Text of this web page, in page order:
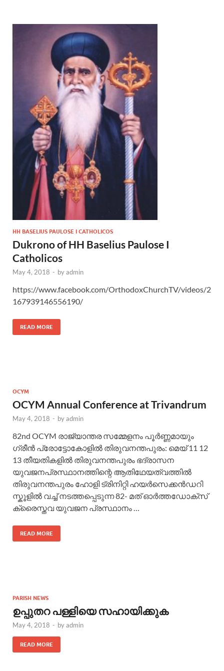
HH BASELIUS PAULOSE I CATHOLICOS
Dukrono of HH Baselius Paulose I
Catholicos
May 4, 2018 - byadmin
https://www.facebook.com/OrthodoxChurchTV/videos/2
167939146556190/
READ MORE
OCYM
OCYM Annual Conference at Trivandrum
May 4, 2018 - byadmin
82nd OCYM രാജ്യാന്തര സമ്മേളനം പൂർണ്ണമായും
ഗ്രീൻ പ്രോട്ടോകോളിൽ തിരുവനന്തപുരം: മെയ് 11 12
13 തീയതികളിൽ തിരുവനന്തപുരം ഭദ്രാസന
യുവജനപ്രസ്ഥാനത്തിന്റെ ആതിഥേയത്വത്തിൽ
തിരുവനന്തപുരം ഹോളി ട്രിനിറ്റി ഹയർസെക്കൻഡറി
സ്കൂളിൽ വച്ച് നടത്തപ്പെടുന്ന 82- മത് ഓർത്തഡോക്സ്
ക്രൈസ്തവ യുവജന പ്രസ്ഥാനം …
READ MORE
PARISH NEWS
ഉപ്പുതറ പള്ളിയെ സഹായിക്കുക
May 4, 2018 - byadmin
READ MORE